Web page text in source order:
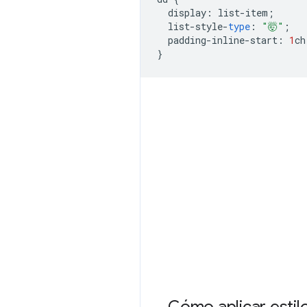
display : list-item ;
list-style-type : "🤯" ;
padding-inline-start : 1ch
}